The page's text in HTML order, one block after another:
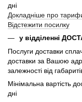
дні
Докладніше про
Відстежити посилку
у відділенні
Послуги доставки
доставки за Вашою
залежності від
Мінімальна вартість
дні